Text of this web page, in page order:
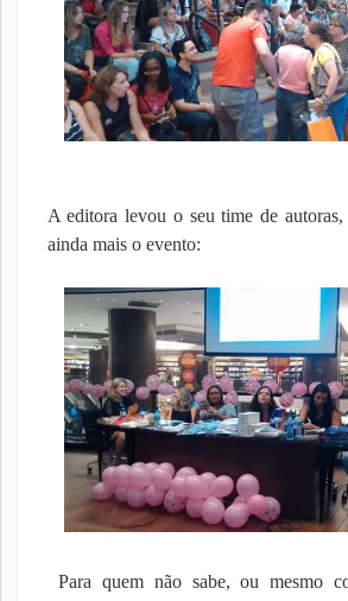
A editora levou o seu time de
ainda mais o evento:
Para quem não sabe, ou mesmo